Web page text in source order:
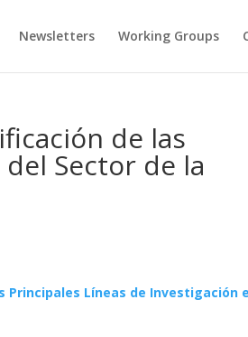
Newsletters Working Groups
de las
Sector de la
Principales Líneas de Investigación